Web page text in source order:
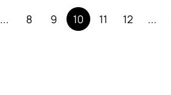
8 9 10 11 12